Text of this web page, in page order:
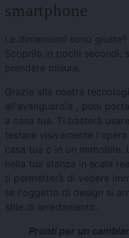
smartphone
Le dimensioni sono
Scoprilo in pochi secondi,
prendere misure.
Grazie alla nostra
all'avanguardia
puoi
a casa tua. Ti basterà
testare visivamente
casa tua o in un
nella tua stanza in scala
ti permetterà di vedere
se l'oggetto di design si
stile di arredamento.
Pronti per un